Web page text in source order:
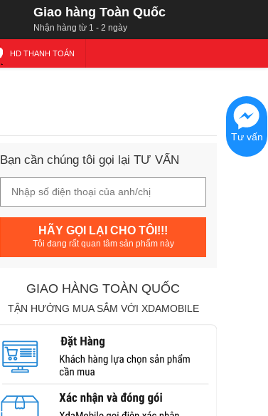
Giao hàng Toàn Quốc
Nhận hàng từ 1 - 2 ngày
HD THANH TOÁN
Bạn cần chúng tôi gọi lại TƯ VẤN
HÃY GỌI LẠI CHO TÔI!!!
Tôi đang rất quan tâm sản phẩm này
GIAO HÀNG TOÀN QUỐC
TẬN HƯỞNG MUA SẮM VỚI XDAMOBILE
Tư vấn